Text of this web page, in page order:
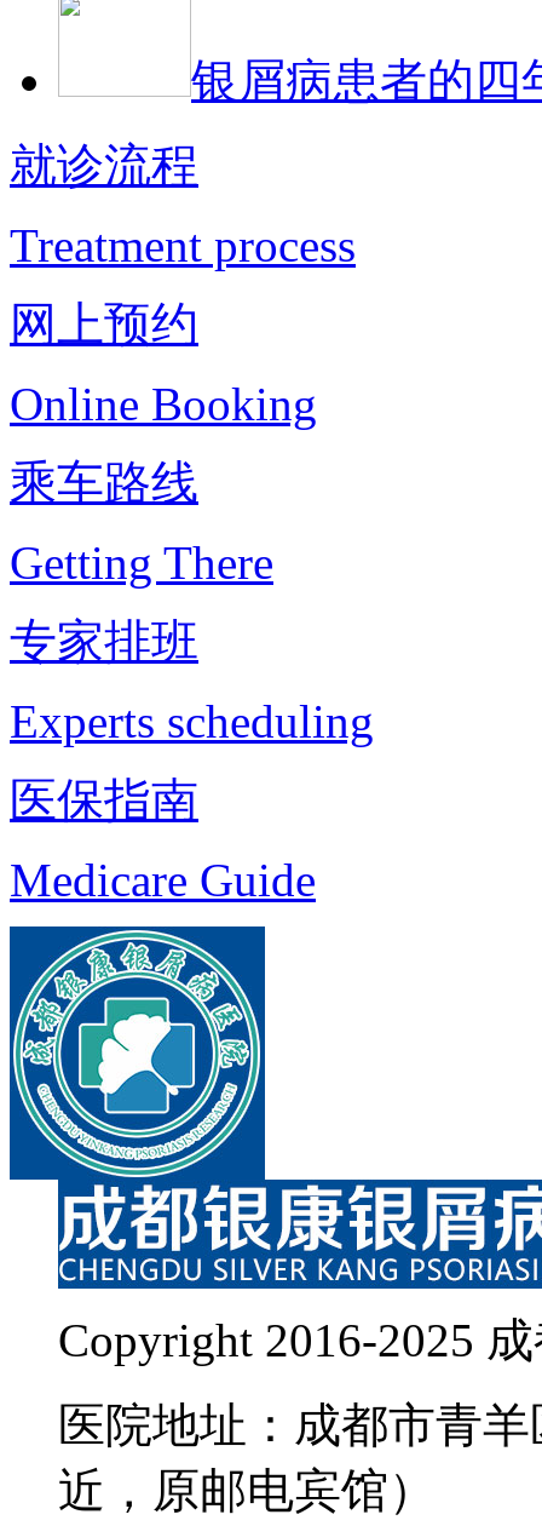
银屑病患者的四
就诊流程
Treatment process
网上预约
Online Booking
乘车路线
Getting There
专家排班
Experts scheduling
医保指南
Medicare Guide
Copyright 2016-2025
医院地址：成都市青
近，原邮电宾馆）